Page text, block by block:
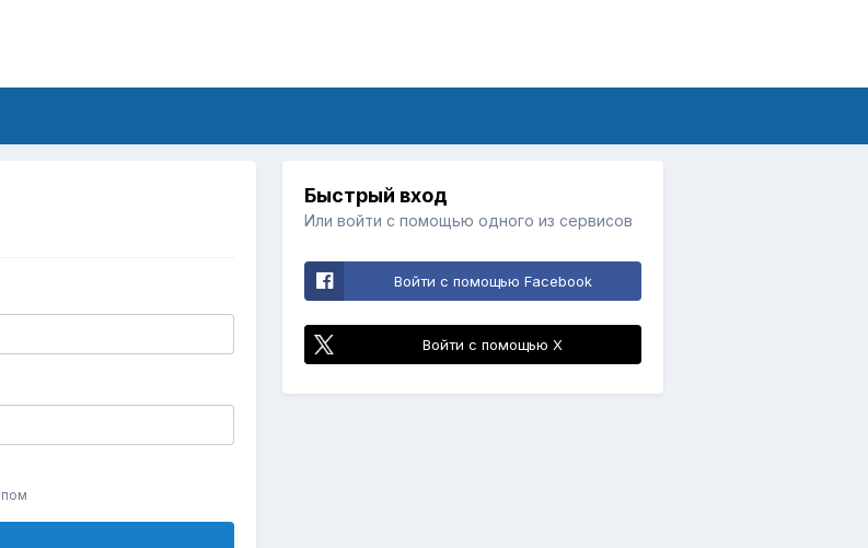
Быстрый вход
Или войти с помощью одного из сервисов
Войти с помощью Facebook
Войти с помощью X